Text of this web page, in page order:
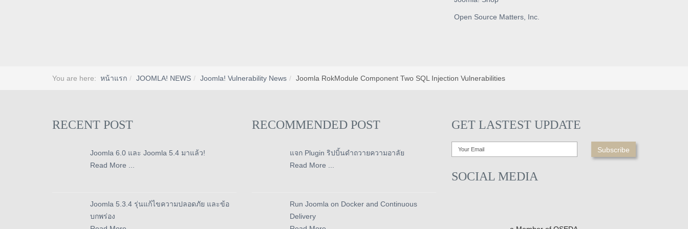
Open Source Matters, Inc.
You are here: หน้าแรก JOOMLA! NEWS Joomla! Vulnerability News Joomla RokModule Component Two SQL Injection Vulnerabilities
RECENT POST
Joomla 6.0 และ Joomla 5.4 มาแล้ว!
Read More ...
Joomla 5.3.4 รุ่นแก้ไขความปลอดภัย และข้อ
บกพร่อง
RECOMMENDED POST
แจก Plugin ริปบิ้นดำถวายความอาลัย
Read More ...
Run Joomla on Docker and Continuous
Delivery
GET LASTEST UPDATE
SOCIAL MEDIA